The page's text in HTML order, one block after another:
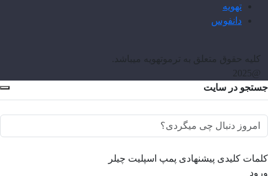
تهویه
دانفوس
کلیه حقوق متعلق به ترموتهویه میباشد.
@2025
جستجو در سایت
کلمات کلیدی پیشنهادی پمپ اسپلیت چیلر
ورود